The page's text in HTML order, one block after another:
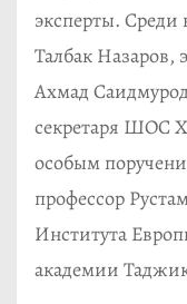
эксперты.
Талбак
Ахмад
секретаря ШОС
особым
профессор
Института
академии